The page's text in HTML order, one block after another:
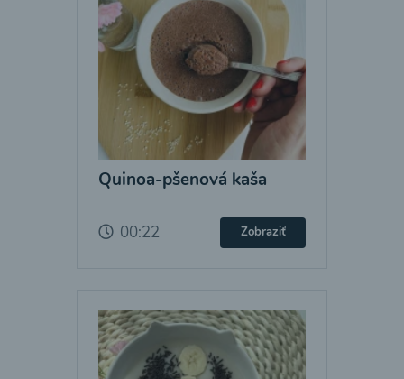
Quinoa-pšenová kaša
00:22 Zobraziť